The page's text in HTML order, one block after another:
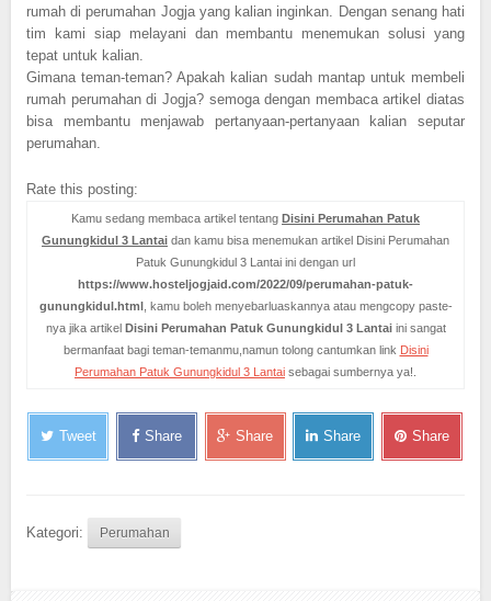
rumah di perumahan Jogja yang kalian inginkan. Dengan senang hati
tim kami siap melayani dan membantu menemukan solusi yang
tepat untuk kalian.
Gimana teman-teman? Apakah kalian sudah mantap untuk membeli
rumah perumahan di Jogja? semoga dengan membaca artikel diatas
bisa membantu menjawab pertanyaan-pertanyaan kalian seputar
perumahan.
Rate this posting:
Kamu sedang membaca artikel tentang Disini Perumahan Patuk
Gunungkidul 3 Lantai dan kamu bisa menemukan artikel Disini Perumahan
Patuk Gunungkidul 3 Lantai ini dengan url
https://www.hosteljogjaid.com/2022/09/perumahan-patuk-
gunungkidul.html, kamu boleh menyebarluaskannya atau mengcopy paste-
nya jika artikel Disini Perumahan Patuk Gunungkidul 3 Lantaiini sangat
bermanfaat bagi teman-temanmu,namun tolong cantumkan link Disini
Perumahan Patuk Gunungkidul 3 Lantai sebagai sumbernya ya!.
Tweet Share Share Share Share
Kategori: Perumahan